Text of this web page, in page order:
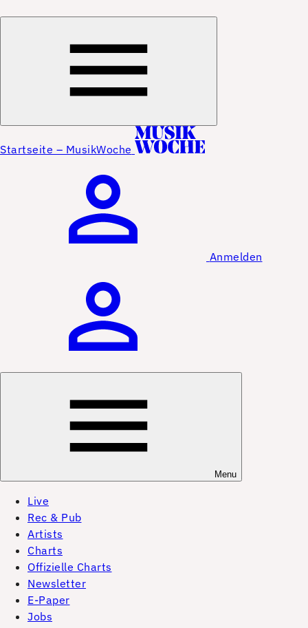
Startseite – MusikWoche
Anmelden
Menu
Live
Rec & Pub
Artists
Charts
Offizielle Charts
Newsletter
E-Paper
Jobs